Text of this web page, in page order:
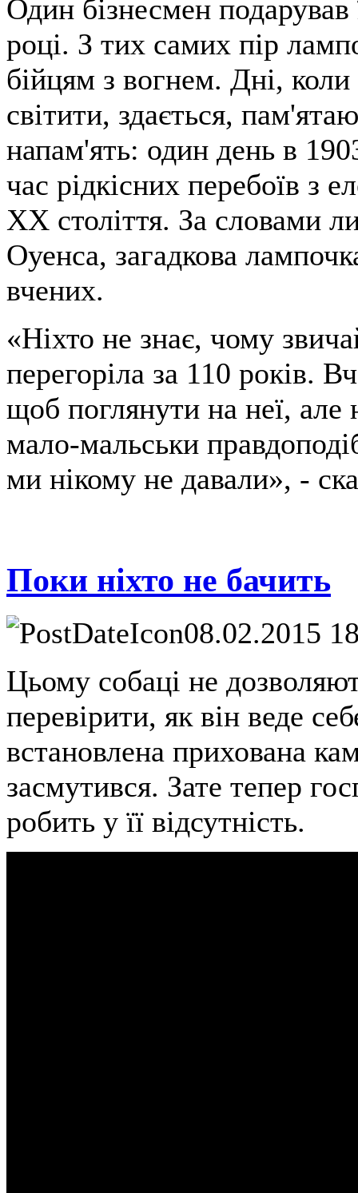
Один бізнесмен
році. З тих самих пір
бійцям з вогнем. Дні,
світити, здається,
напам'ять: один день в
час рідкісних перебоїв з
XX століття. За словами
Оуенса, загадкова
вчених.
«Ніхто не знає, чому
перегоріла за 110 років.
щоб поглянути на неї, але
мало-мальськи
ми нікому не давали», -
Поки ніхто не бачить
08.02.2015
Цьому собаці не
перевірити, як він веде
встановлена прихована
засмутився. Зате тепер
робить у її відсутність.